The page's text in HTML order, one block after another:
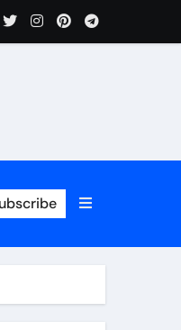
な裏技アドバイスも